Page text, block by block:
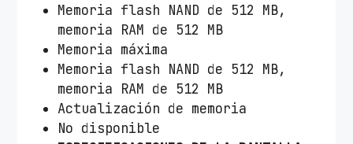
Memoria flash NAND de 512 MB,
memoria RAM de 512 MB
Memoria máxima
Memoria flash NAND de 512 MB,
memoria RAM de 512 MB
Actualización de memoria
No disponible